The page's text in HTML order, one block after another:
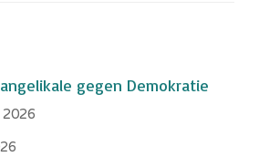
gegen Demokratie
2026